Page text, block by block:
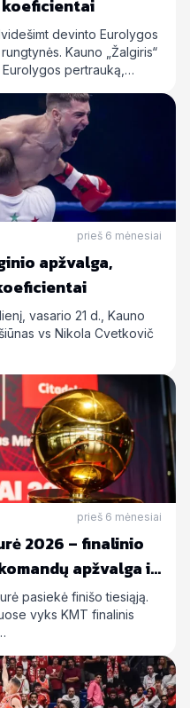
koeficientai
devinto Eurolygos
Kauno „Žalgiris“
pertrauką,…
prieš 6 mėnesiai
apžvalga,
vasario 21 d., Kauno
vs Nikola Cvetkovič
prieš 6 mėnesiai
2026 – finalinio
apžvalga ir
pasiekė finišo tiesiąją.
vyks KMT finalinis